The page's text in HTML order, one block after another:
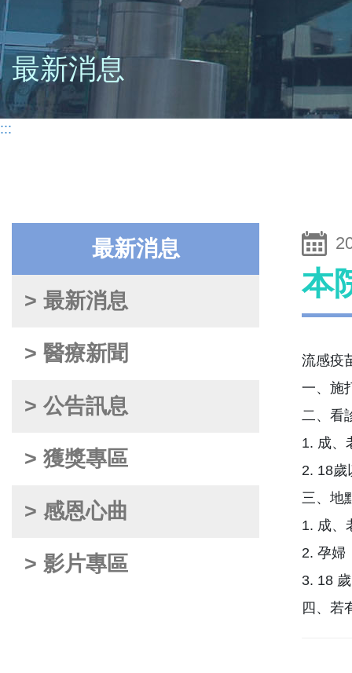
最新消息
:::
最新消息
> 最新消息
> 醫療新聞
> 公告訊息
> 獲獎專區
> 感恩心曲
> 影片專區
本
流感疫
一、施
二、看
1. 成、
2. 18歲
三、地
1. 成、
2. 孕婦
3. 18
四、若